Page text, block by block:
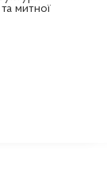
митної